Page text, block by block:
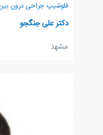
فلوشیپ جراحی درون بین
دکتر علی جنگجو
مشهد